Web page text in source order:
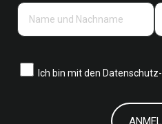
Ich bin mit den